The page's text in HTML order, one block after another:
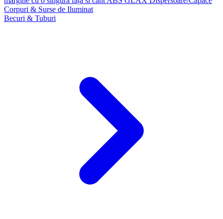
Corpuri & Surse de Iluminat
Becuri & Tuburi